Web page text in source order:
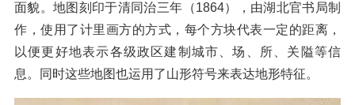
面貌。地图刻印于清同治三年（1864），由湖北官书局制
作，使用了计里画方的方式，每个方块代表一定的距离，
以便更好地表示各级政区建制城市、场、所、关隘等信
息。同时这些地图也运用了山形符号来表达地形特征。